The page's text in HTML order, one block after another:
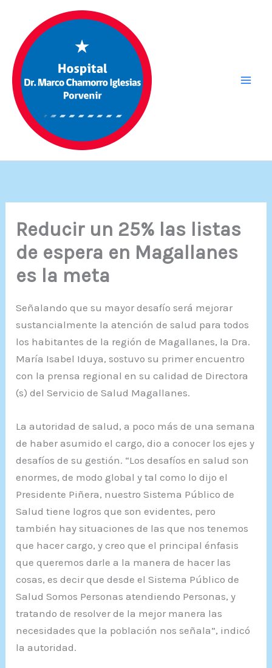
contenido
Reducir un 25% las listas
de espera en Magallanes
es la meta
Señalando que su mayor desafío será mejorar
sustancialmente la atención de salud para todos
los habitantes de la región de Magallanes, la Dra.
María Isabel Iduya, sostuvo su primer encuentro
con la prensa regional en su calidad de Directora
(s) del Servicio de Salud Magallanes.
La autoridad de salud, a poco más de una semana
de haber asumido el cargo, dio a conocer los ejes y
desafíos de su gestión. “Los desafíos en salud son
enormes, de modo global y tal como lo dijo el
Presidente Piñera, nuestro Sistema Público de
Salud tiene logros que son evidentes, pero
también hay situaciones de las que nos tenemos
que hacer cargo, y creo que el principal énfasis
que queremos darle a la manera de hacer las
cosas, es decir que desde el Sistema Público de
Salud Somos Personas atendiendo Personas, y
tratando de resolver de la mejor manera las
necesidades que la población nos señala”, indicó
la autoridad.